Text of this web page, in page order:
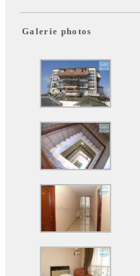
Galerie photos